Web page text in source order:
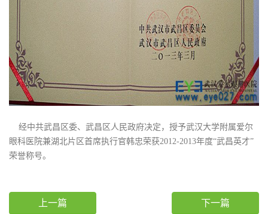
经中共武昌区委、武昌区人民政府决定，授予武汉大学附属爱尔
眼科医院兼湖北片区首席执行官韩忠荣获2012-2013年度“武昌英才”
荣誉称号。
上一篇 下一篇